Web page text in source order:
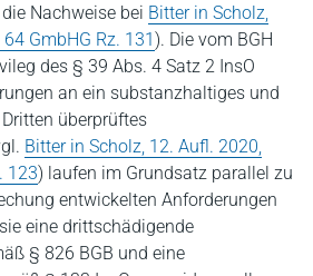
Nachweise bei Bitter in Scholz,
GmbHG Rz. 131). Die vom BGH
des § 39 Abs. 4 Satz 2 InsO
an ein substanzhaltiges und
überprüftes
Bitter in Scholz, 12. Aufl. 2020,
123) laufen im Grundsatz parallel zu
entwickelten Anforderungen
eine drittschädigende
§ 826 BGB und eine